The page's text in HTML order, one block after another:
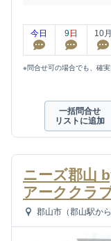
今日 9 日 10月
※問合せ可の場合でも、確
一括問合せ
リストに追加
ニーズ郡山
アーククラ
郡山市（郡山駅か